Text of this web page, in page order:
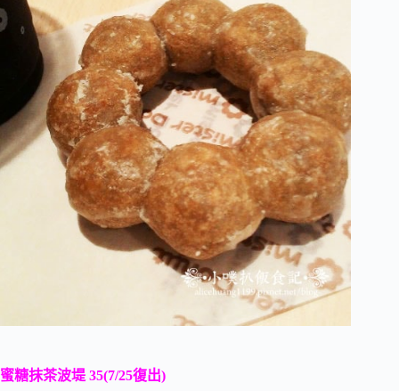
蜜糖抹茶波堤 35(7/25復出)